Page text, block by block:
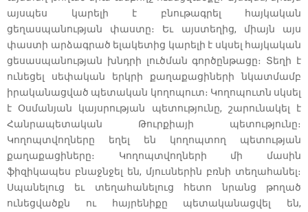
այսպես կարելի է բնութագրել հայկական
ցեղասպանության փաստը։ Եւ այստեղից, միայն այս
փաստի արձագրած ելակետից կարելի է սկսել հայկական
ցեսասպանության խնդրի լուծման գործընթացը։ Տեղի է
ունեցել սեփական երկրի քաղաքացիների նկատմամբ
իրականացված պետական կողոպուտ։ Կողոպուտն սկսել
է Օսմանյան կայսրության պետությունը, շարունակել է
Հանրապետական Թուրքիայի պետությունը։
Կողոպտվողները եղել են կողոպտող պետության
քաղաքացիները։ Կողոպտվողների մի մասին
ֆիզիկապես բնաջնջել են, մյուսներին բռնի տեղահանել։
Սպանելուց եւ տեղահանելուց հետո նրանց թողած
ունեցվածքն ու հայրենիքը պետականացվել են,